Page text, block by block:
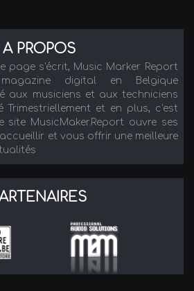
A PROPOS
page s'écrit, Music Marker Report
digital en Belgique
aux musiciens et aux techniciens
Trimestriellement et en plus, c'est
site MusicMaker.Report ouvre ses
et vous offrir une meilleure